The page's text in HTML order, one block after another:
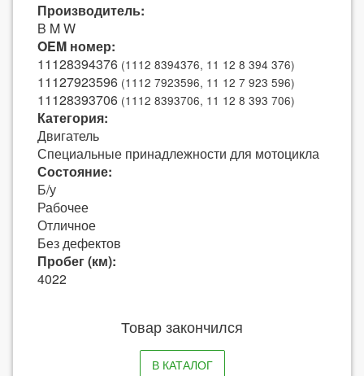
Производитель:
B M W
OEM номер:
11128394376 (1112 8394376, 11 12 8 394 376)
11127923596 (1112 7923596, 11 12 7 923 596)
11128393706 (1112 8393706, 11 12 8 393 706)
Категория:
Двигатель
Специальные принадлежности для мотоцикла
Состояние:
Б/у
Рабочее
Отличное
Без дефектов
Пробег (км):
4022
Товар закончился
В КАТАЛОГ